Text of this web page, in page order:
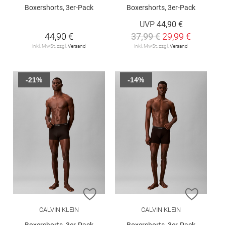
Boxershorts, 3er-Pack
44,90 €
inkl. MwSt. zzgl. Versand
Boxershorts, 3er-Pack
UVP 44,90 €
37,99 € 29,99 €
inkl. MwSt. zzgl. Versand
ZUR WUNSCHLISTE HINZUFÜGEN
CALVIN KLEIN
-21%
ZUR
CALVIN KLEIN
-14%